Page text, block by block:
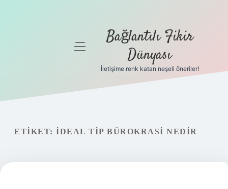
Gizlilik
Yasal Uyarı
Hakkımızda
menüyü
Bağlantılı Fikir
Dünyası
İletişime renk katan neşeli öneriler!
ETIKET: İDEAL TIP BÜROKRASI NEDIR